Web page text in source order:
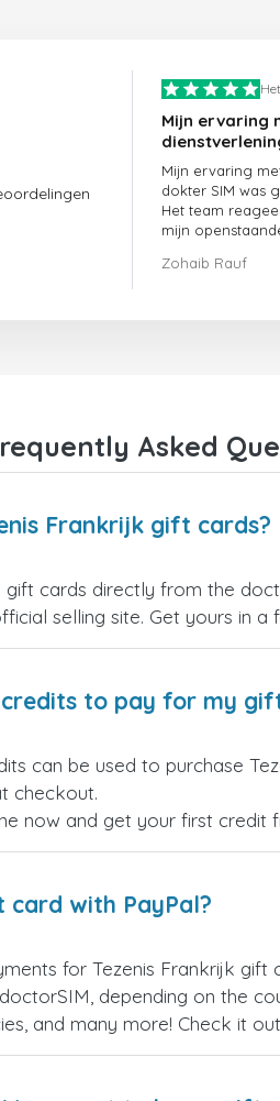
Mijn ervaring
ervaring met
doctorSIM
Mijn ervaring
dokter SIM was
Het team
mijn
Al met al was het
Zohaib Rauf
Asked
Frankrijk gift cards?
gift cards directly from the
selling site. Get yours in a
credits to pay for my
can be used to purchase
checkout.
now and get your first credit
with PayPal?
for Tezenis Frankrijk
depending on the
and many more! Check it